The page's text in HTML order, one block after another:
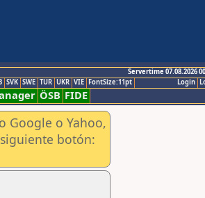
Servertime 07.08.2026
Login
SVK SWE TUR UKR VIE FontSize:11pt
ÖSB FIDE
Google o Yahoo,
botón: